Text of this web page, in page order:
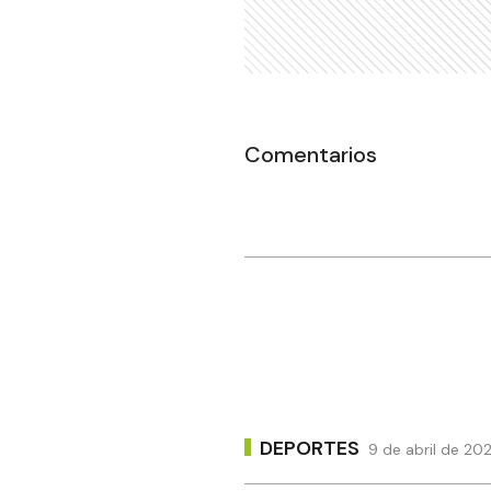
Comentarios
DEPORTES 9 de abril de